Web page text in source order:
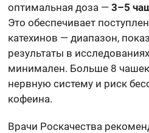
оптимальная доза —3–5
Это обеспечивает
катехинов — диапазон,
результаты в
минимален. Больше 8 чашек
нервную систему и риск
кофеина.
Врачи Роскачества